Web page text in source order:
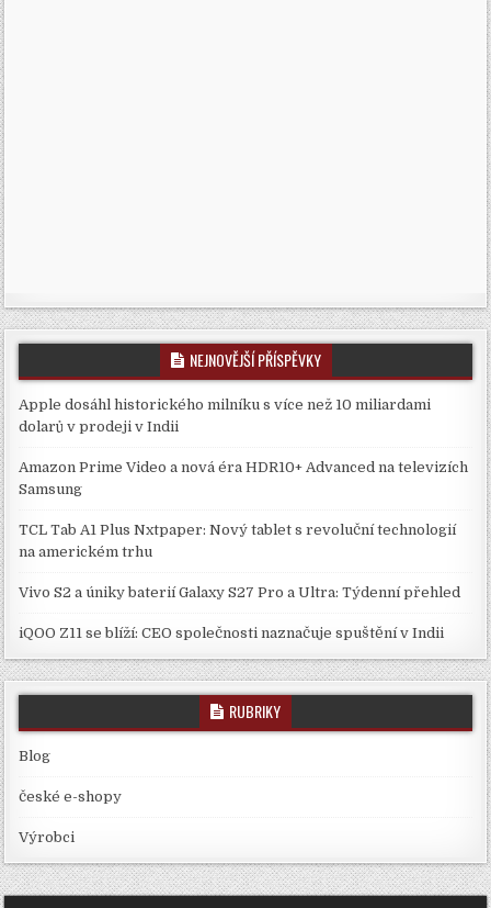
NEJNOVĚJŠÍ PŘÍSPĚVKY
Apple dosáhl historického milníku s více než 10 miliardami
dolarů v prodeji v Indii
Amazon Prime Video a nová éra HDR10+ Advanced na televizích
Samsung
TCL Tab A1 Plus Nxtpaper: Nový tablet s revoluční technologií
na americkém trhu
Vivo S2 a úniky baterií Galaxy S27 Pro a Ultra: Týdenní přehled
iQOO Z11 se blíží: CEO společnosti naznačuje spuštění v Indii
RUBRIKY
Blog
české e-shopy
Výrobci